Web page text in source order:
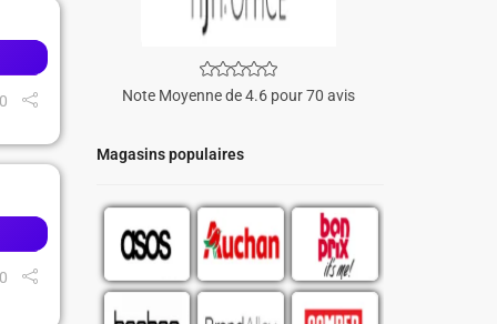
Note Moyenne de 4.6 pour 70 avis
Magasins populaires